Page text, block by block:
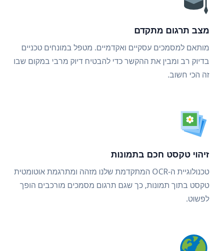
מצב תרגום מתקדם
מותאם למסמכים עסקיים ואקדמיים. מטפל במונחים טכניים
בדיוק רב ומבין את ההקשר כדי להבטיח דיוק מרבי במקום שבו
זה הכי חשוב.
זיהוי טקסט חכם בתמונות
טכנולוגיית ה-OCR המתקדמת שלנו מזהה ומתרגמת אוטומטית
טקסט בתוך תמונות, כך שגם תרגום מסמכים מורכבים הופך
לפשוט.